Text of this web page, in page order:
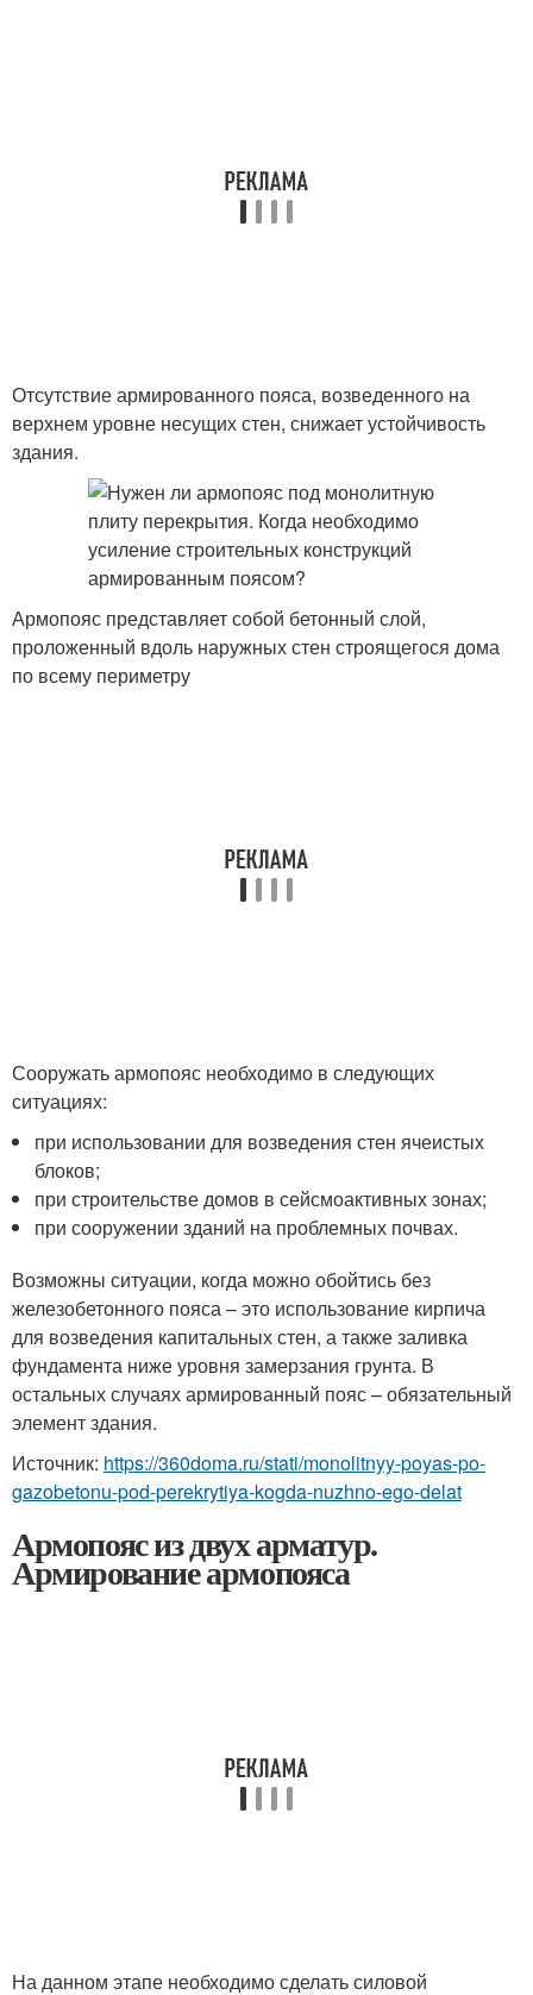
Отсутствие армированного пояса, возведенного на
верхнем уровне несущих стен, снижает устойчивость
здания.
Армопояс представляет собой бетонный слой,
проложенный вдоль наружных стен строящегося дома
по всему периметру
Сооружать армопояс необходимо в следующих
ситуациях:
при использовании для возведения стен ячеистых
блоков;
при строительстве домов в сейсмоактивных зонах;
при сооружении зданий на проблемных почвах.
Возможны ситуации, когда можно обойтись без
железобетонного пояса – это использование кирпича
для возведения капитальных стен, а также заливка
фундамента ниже уровня замерзания грунта. В
остальных случаях армированный пояс – обязательный
элемент здания.
Источник: https://360doma.ru/stati/monolitnyy-poyas-po-
gazobetonu-pod-perekrytiya-kogda-nuzhno-ego-delat
Армопояс из двух арматур.
Армирование армопояса
На данном этапе необходимо сделать силовой